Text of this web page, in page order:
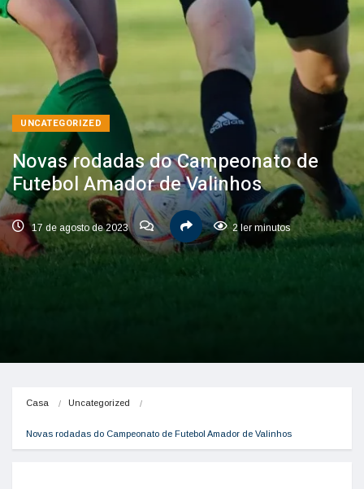
UNCATEGORIZED
Novas rodadas do Campeonato de
Futebol Amador de Valinhos
17 de agosto de 2023 2 ler minutos
Casa Uncategorized
Novas rodadas do Campeonato de Futebol Amador de Valinhos